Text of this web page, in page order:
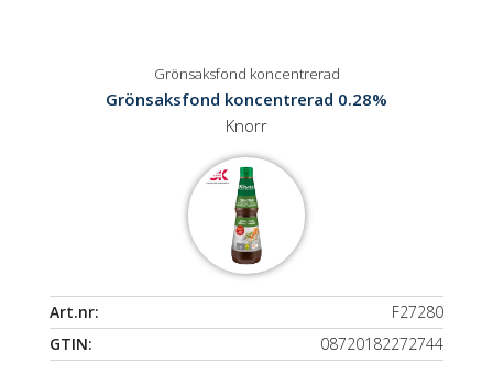
Grönsaksfond koncentrerad
Grönsaksfond koncentrerad 0.28%
Knorr
Art.nr:
F27280
GTIN:
08720182272744